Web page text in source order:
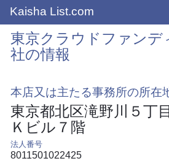
Kaisha List.com
東京クラウドファンデ
社の情報
本店又は主たる事務所の所在
東京都北区滝野川５丁
Ｋビル７階
法人番号
8011501022425